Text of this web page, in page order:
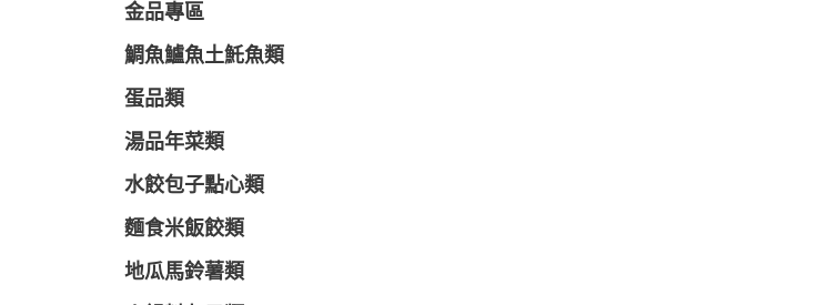
金品專區
鯛魚鱸魚土魠魚類
蛋品類
湯品年菜類
水餃包子點心類
麵食米飯餃類
地瓜馬鈴薯類